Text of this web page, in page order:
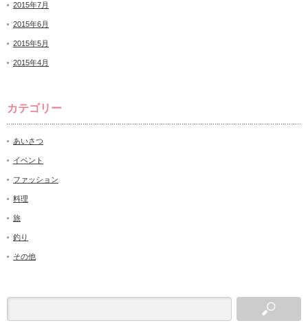
2015年7月
2015年6月
2015年5月
2015年4月
カテゴリー
あいさつ
イベント
ファッション
料理
旅
釣り
その他